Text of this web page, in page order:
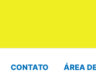
CONTATO ÁREA